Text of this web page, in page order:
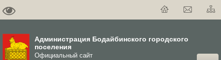
Администрация Бодайбинского городского
поселения
Официальный сайт